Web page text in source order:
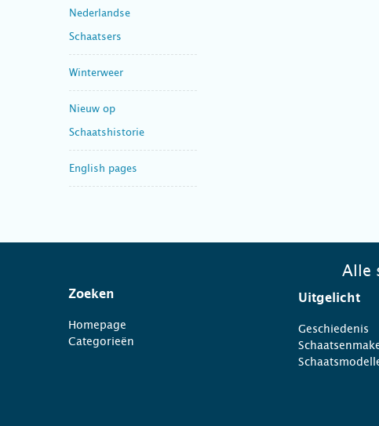
Nederlandse
Schaatsers
Winterweer
Nieuw op
Schaatshistorie
English pages
Alle
Zoeken
Homepage
Categorieën
Uitgelicht
Geschiedenis